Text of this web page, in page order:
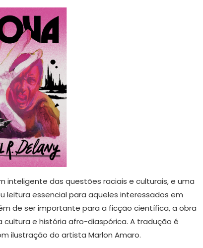
inteligente das questões raciais e culturais, e uma
leitura essencial para aqueles interessados em
de ser importante para a ficção científica, a obra
e história afro-diaspórica. A tradução é
ilustração do artista Marlon Amaro.